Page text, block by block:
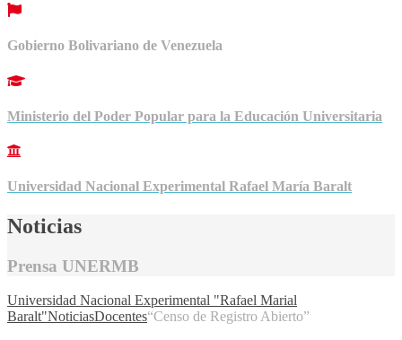
Gobierno Bolivariano de Venezuela
Ministerio del Poder Popular para la Educación Universitaria
Universidad Nacional Experimental Rafael María Baralt
Noticias
Prensa UNERMB
Universidad Nacional Experimental "Rafael Marial
Baralt"NoticiasDocentes“Censo de Registro Abierto”